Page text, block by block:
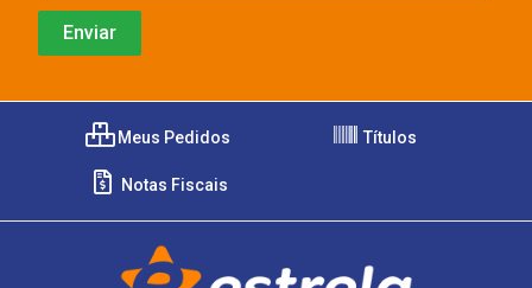
Meus Pedidos Títulos
Notas Fiscais